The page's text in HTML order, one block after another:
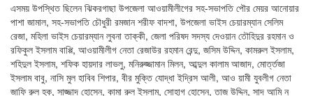
এসময় উপস্থিত ছিলেন ঝিকরগাছা উপজেলা আওয়ামীলীগের সহ-সভাপতি পৌর মেয়র আনোয়ার
পাশা জামাল, সহ-সভাপতি চৌধুরী রমজান শরীফ বাদশা, উপজেলা ভাইস চেয়ারম্যান সেলিম
রেজা, মহিলা ভাইস চেয়ারম্যান লুবনা তাক্কী, জেলা পরিষদ সদস্য দেওয়ান তৌহিদুর রহমান ও
রফিকুল ইসলাম বাপ্পি, আওয়ামীলীগ নেতা রেজাউর রহমান রেন্দু, জসিম উদ্দিন, কামরুল ইসলাম,
শহিদুল ইসলাম, শফিক হায়দার লাভলু, মনিরুজ্জামান মিলন, আব্দুল কালাম আজাদ, মোর্ত্তজা
ইসলাম বাবু, নাসি মুল হাবিব শিপার, বীর মুক্তি যোদ্ধা ইদ্রিস আলী, আও য়ামী যুবলীগ নেতা
জাফি রুল হক, সাজ্জাদ হোসেন, কামা রুল ইসলাম, সোহাগ হোসেন, তাজ উদ্দিন, সাদ আমি ন